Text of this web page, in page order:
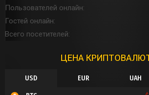
Пользователей онлайн
Гостей онлайн
Всего посетителей
ЦЕНА
USD EUR UAH